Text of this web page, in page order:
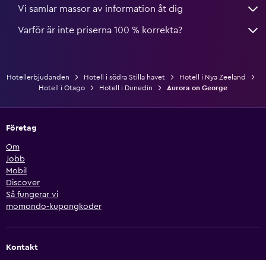
Vi samlar massor av information åt dig
Varför är inte priserna 100 % korrekta?
Hotellerbjudanden Hotell i södra Stilla havet
Hotell i Nya Zeeland
Hotell i Otago
Hotell i Dunedin Aurora on George
Företag
Om
Jobb
Mobil
Discover
Så fungerar vi
momondo-kupongkoder
Kontakt